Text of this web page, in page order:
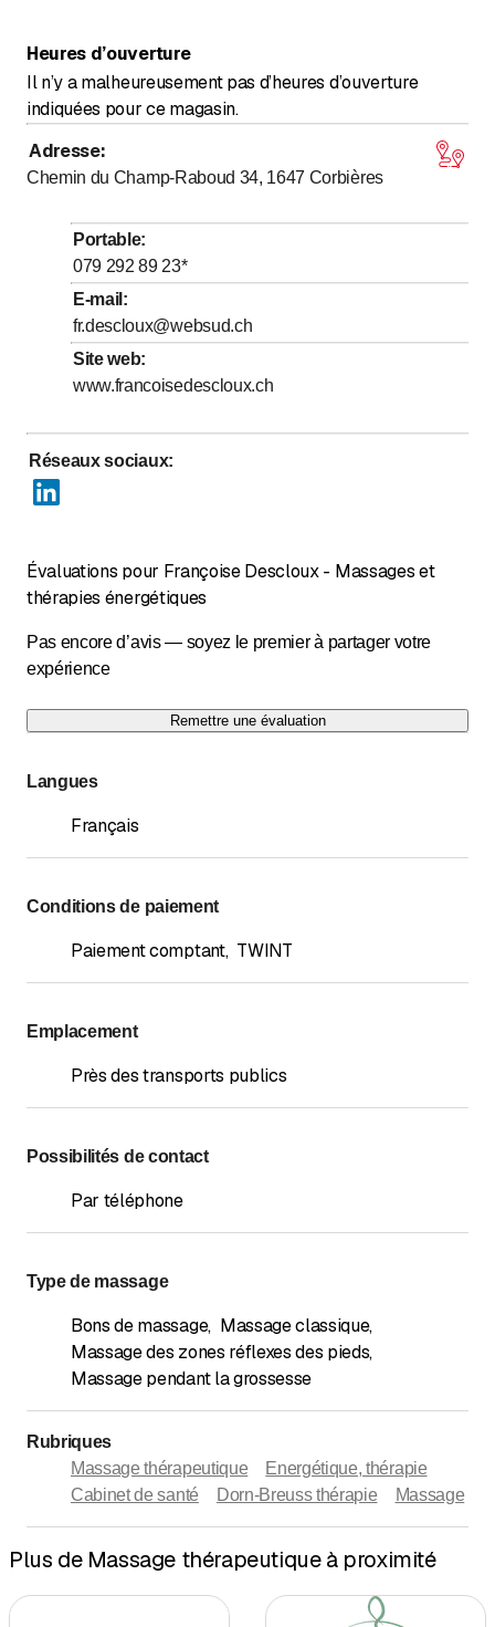
Heures d’ouverture
Il n’y a malheureusement pas d’heures d’ouverture
indiquées pour ce magasin.
Adresse:
Chemin du Champ-Raboud 34, 1647 Corbières
Portable:
079 292 89 23*
E-mail :
fr.descloux@websud.ch
Site web:
www.francoisedescloux.ch
Réseaux sociaux:
Évaluations pour Françoise Descloux - Massages et
thérapies énergétiques
Pas encore d’avis — soyez le premier à partager votre
expérience
Remettre une évaluation
Langues
Français
Conditions de paiement
Paiement comptant, TWINT
Emplacement
Près des transports publics
Possibilités de contact
Par téléphone
Type de massage
Bons de massage, Massage classique,
Massage des zones réflexes des pieds,
Massage pendant la grossesse
Rubriques
Massage thérapeutique
Energétique, thérapie
Cabinet de santé
Dorn-Breuss thérapie Massage
Plus de Massage thérapeutique à proximité